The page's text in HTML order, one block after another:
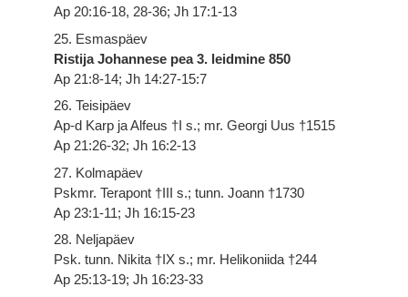
Ap 20:16-18, 28-36; Jh 17:1-13
25. Esmaspäev
Ristija Johannese pea 3. leidmine 850
Ap 21:8-14; Jh 14:27-15:7
26. Teisipäev
Ap-d Karp ja Alfeus †I s.; mr. Georgi Uus †1515
Ap 21:26-32; Jh 16:2-13
27. Kolmapäev
Pskmr. Terapont †III s.; tunn. Joann †1730
Ap 23:1-11; Jh 16:15-23
28. Neljapäev
Psk. tunn. Nikita †IX s.; mr. Helikoniida †244
Ap 25:13-19; Jh 16:23-33